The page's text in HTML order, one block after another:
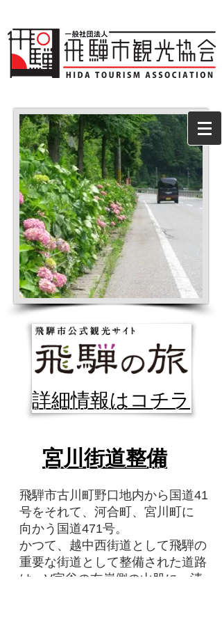
詳細情報はコチラ
宮川街道整備
飛騨市古川町野口地内から国道41
号をそれて、河合町、宮川町に
向かう国道471号。
かつて、越中西街道として飛騨の
重要な街道として整備された道路
は、V字谷の右岸側の山肌に、清